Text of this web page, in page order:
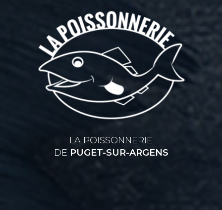
LA POISSONNERIE
DE PUGET-SUR-ARGENS